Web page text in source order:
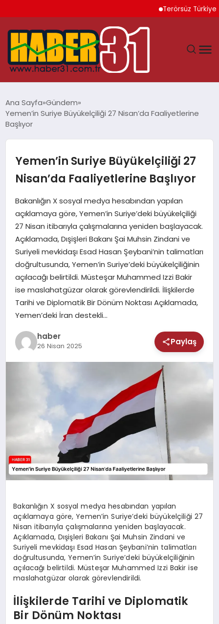
Terörsüz Türkiye İçin
HATAY
GÜNDEM
MAGAZIN
SAĞLIK
TEKNOLOJI
Ana Sayfa Gündem
Yemen’in Suriye Büyükelçiliği 27 Nisan’da Faaliyetlerine
Başlıyor
Yemen’in Suriye Büyükelçiliği 27
Nisan’da Faaliyetlerine Başlıyor
Bakanlığın X sosyal medya hesabından yapılan
açıklamaya göre, Yemen’in Suriye’deki büyükelçiliği
27 Nisan itibarıyla çalışmalarına yeniden başlayacak.
Açıklamada, Dışişleri Bakanı Şai Muhsin Zindani ve
Suriyeli mevkidaşı Esad Hasan Şeybani’nin talimatları
doğrultusunda, Yemen’in Suriye’deki büyükelçiliğinin
açılacağı belirtildi. Müsteşar Muhammed Izzi Bakir
ise maslahatgüzar olarak görevlendirildi. İlişkilerde
Tarihi ve Diplomatik Bir Dönüm Noktası Açıklamada,
Yemen’deki İran destekli…
haber
26 Nisan 2025 Paylaş
Bakanlığın X sosyal medya hesabından yapılan
açıklamaya göre, Yemen’in Suriye’deki büyükelçiliği 27
Nisan itibarıyla çalışmalarına yeniden başlayacak.
Açıklamada, Dışişleri Bakanı Şai Muhsin Zindani ve
Suriyeli mevkidaşı Esad Hasan Şeybani’nin talimatları
doğrultusunda, Yemen’in Suriye’deki büyükelçiliğinin
açılacağı belirtildi. Müsteşar Muhammed Izzi Bakir ise
maslahatgüzar olarak görevlendirildi.
İlişkilerde Tarihi ve Diplomatik
Bir Dönüm Noktası